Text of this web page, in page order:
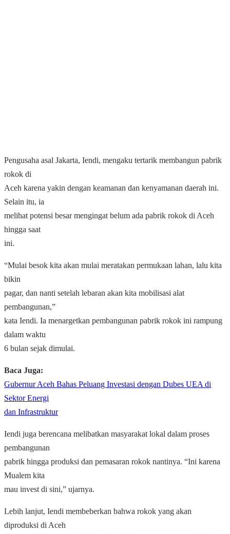
Pengusaha asal Jakarta, Iendi, mengaku tertarik membangun pabrik
rokok di
Aceh karena yakin dengan keamanan dan kenyamanan daerah ini.
Selain itu, ia
melihat potensi besar mengingat belum ada pabrik rokok di Aceh
hingga saat
ini.
“Mulai besok kita akan mulai meratakan permukaan lahan, lalu kita
bikin
pagar, dan nanti setelah lebaran akan kita mobilisasi alat
pembangunan,”
kata Iendi. Ia menargetkan pembangunan pabrik rokok ini rampung
dalam waktu
6 bulan sejak dimulai.
Baca Juga:
Gubernur Aceh Bahas Peluang Investasi dengan Dubes UEA di
Sektor Energi
dan Infrastruktur
Iendi juga berencana melibatkan masyarakat lokal dalam proses
pembangunan
pabrik hingga produksi dan pemasaran rokok nantinya. “Ini karena
Mualem kita
mau invest di sini,” ujarnya.
Lebih lanjut, Iendi membeberkan bahwa rokok yang akan
diproduksi di Aceh